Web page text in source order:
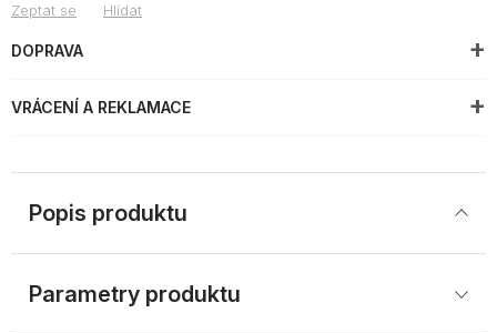
Zeptat se Hlídat
DOPRAVA
VRÁCENÍ A REKLAMACE
Popis produktu
Parametry produktu